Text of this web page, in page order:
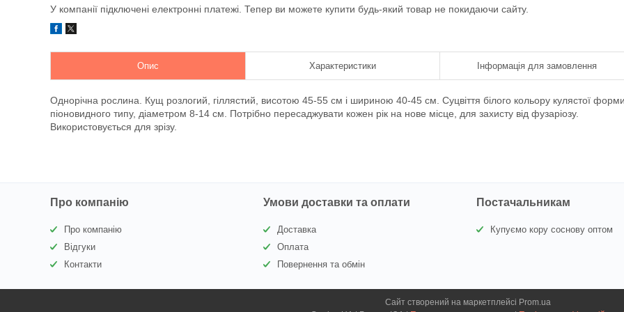
У компанії підключені електронні платежі. Тепер ви можете купити будь-який товар не покидаючи сайту.
Опис Характеристики Інформація для замовлення
Однорічна рослина. Кущ розлогий, гіллястий, висотою 45-55 см і шириною 40-45 см. Суцвіття білого кольору кулястої
піоновидного типу, діаметром 8-14 см. Потрібно пересаджувати кожен рік на нове місце, для захисту від фузаріозу.
Використовується для зрізу.
Про компанію
Про компанію
Відгуки
Контакти
Умови доставки та оплати
Доставка
Оплата
Повернення та обмін
Постачальникам
Купуємо кору соснову оптом
Сайт створений на маркетплейсі Prom.ua